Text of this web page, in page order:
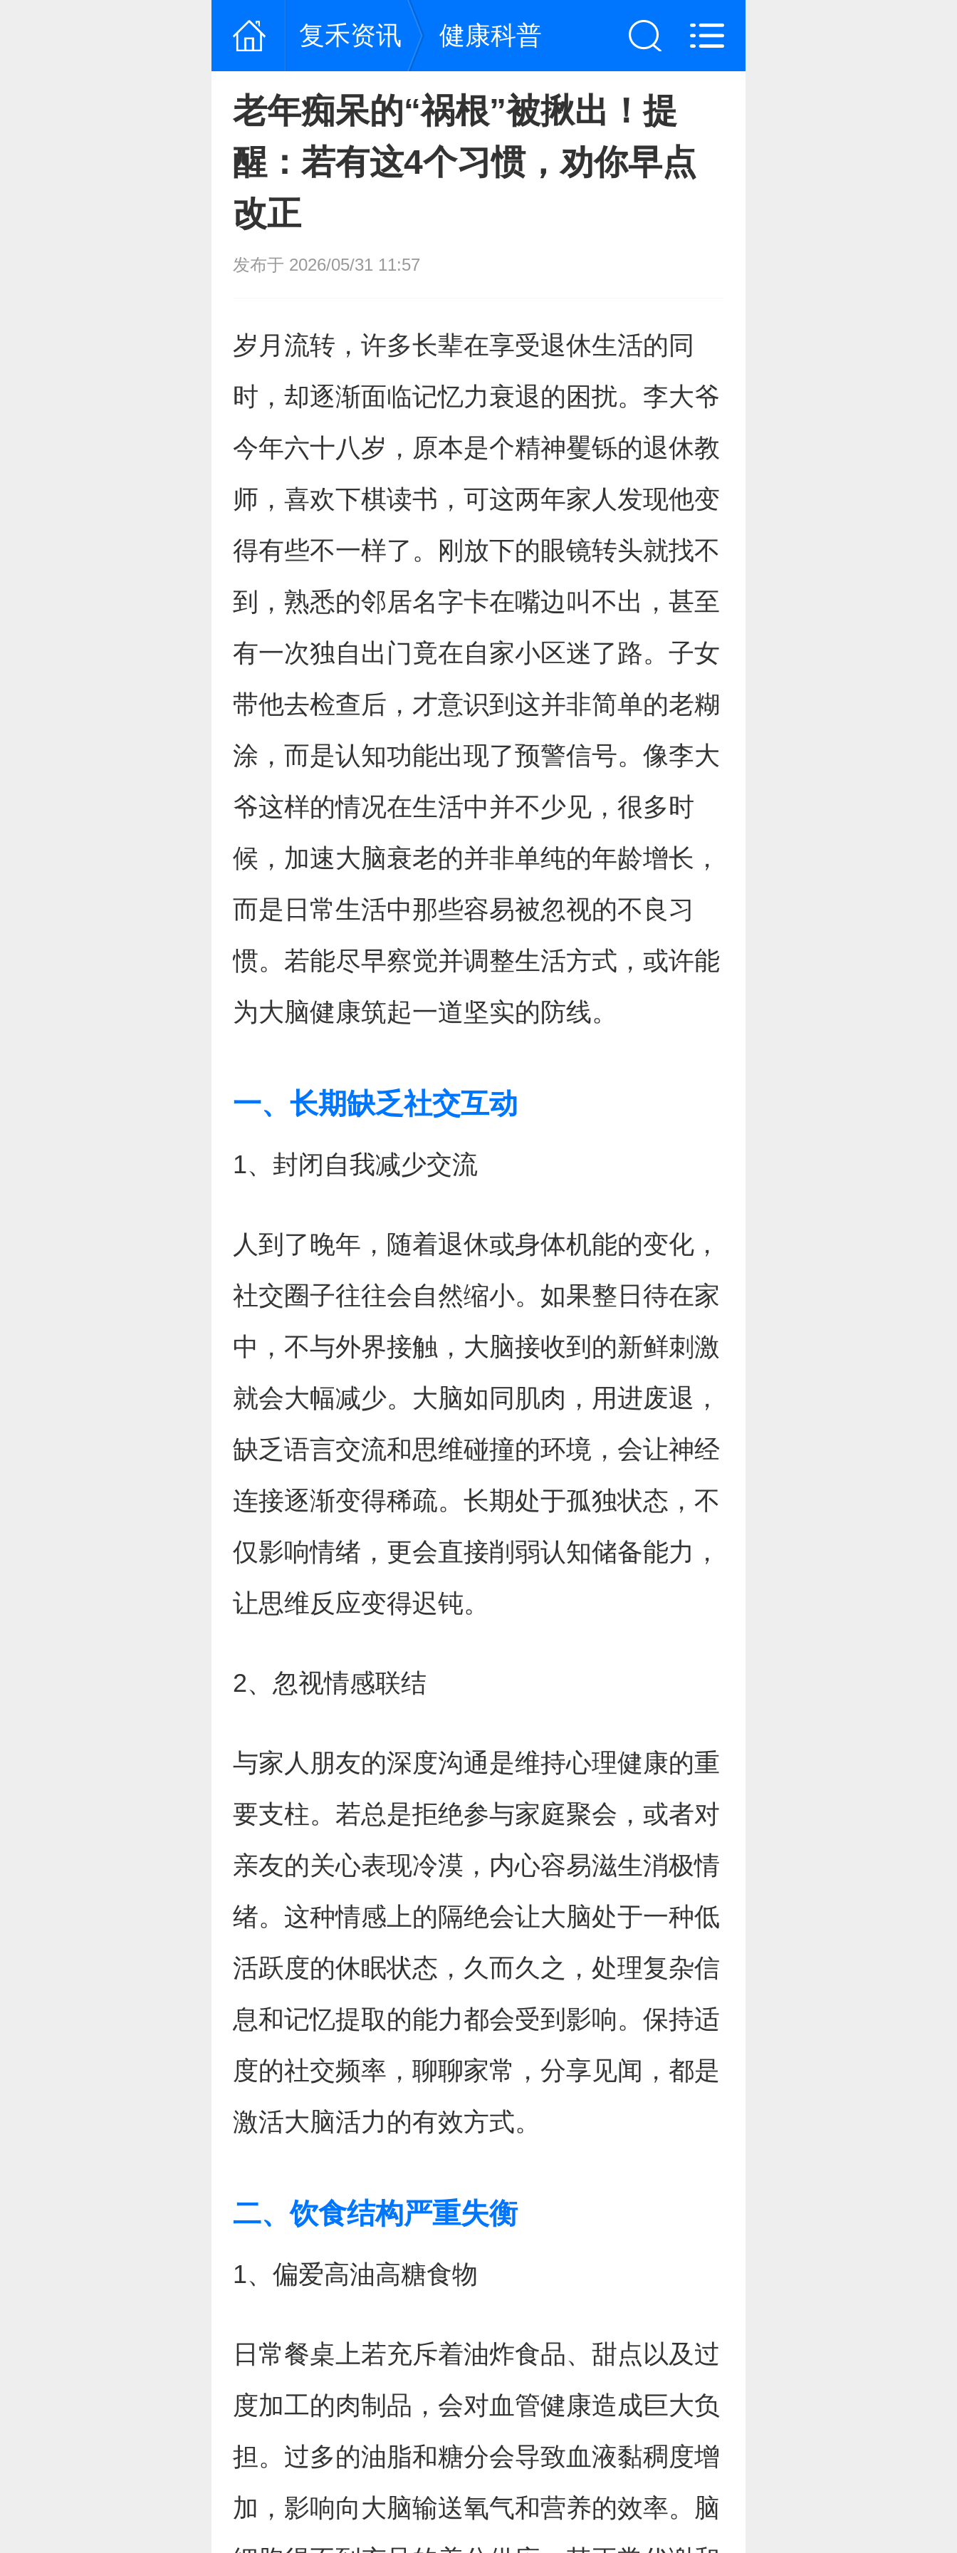
复禾资讯 健康科普
老年痴呆的“祸根”被揪出！提
醒：若有这4个习惯，劝你早点
改正
发布于 2026/05/31 11:57
岁月流转，许多长辈在享受退休生活的同
时，却逐渐面临记忆力衰退的困扰。李大爷
今年六十八岁，原本是个精神矍铄的退休教
师，喜欢下棋读书，可这两年家人发现他变
得有些不一样了。刚放下的眼镜转头就找不
到，熟悉的邻居名字卡在嘴边叫不出，甚至
有一次独自出门竟在自家小区迷了路。子女
带他去检查后，才意识到这并非简单的老糊
涂，而是认知功能出现了预警信号。像李大
爷这样的情况在生活中并不少见，很多时
候，加速大脑衰老的并非单纯的年龄增长，
而是日常生活中那些容易被忽视的不良习
惯。若能尽早察觉并调整生活方式，或许能
为大脑健康筑起一道坚实的防线。
一、长期缺乏社交互动
1、封闭自我减少交流
人到了晚年，随着退休或身体机能的变化，
社交圈子往往会自然缩小。如果整日待在家
中，不与外界接触，大脑接收到的新鲜刺激
就会大幅减少。大脑如同肌肉，用进废退，
缺乏语言交流和思维碰撞的环境，会让神经
连接逐渐变得稀疏。长期处于孤独状态，不
仅影响情绪，更会直接削弱认知储备能力，
让思维反应变得迟钝。
2、忽视情感联结
与家人朋友的深度沟通是维持心理健康的重
要支柱。若总是拒绝参与家庭聚会，或者对
亲友的关心表现冷漠，内心容易滋生消极情
绪。这种情感上的隔绝会让大脑处于一种低
活跃度的休眠状态，久而久之，处理复杂信
息和记忆提取的能力都会受到影响。保持适
度的社交频率，聊聊家常，分享见闻，都是
激活大脑活力的有效方式。
二、饮食结构严重失衡
1、偏爱高油高糖食物
日常餐桌上若充斥着油炸食品、甜点以及过
度加工的肉制品，会对血管健康造成巨大负
担。过多的油脂和糖分会导致血液黏稠度增
加，影响向大脑输送氧气和营养的效率。脑